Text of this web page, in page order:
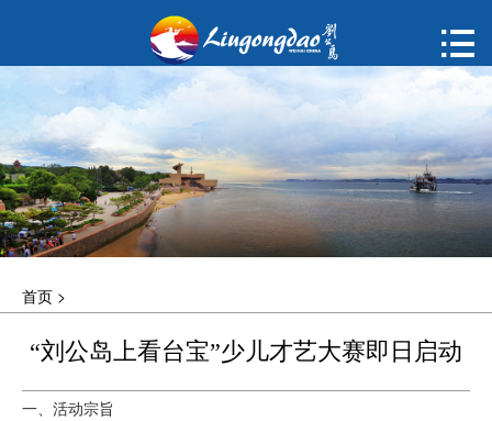
概况
动态
指南
建议

首页 >
“刘公岛上看台宝”少儿才艺大赛即日启动
一、活动宗旨